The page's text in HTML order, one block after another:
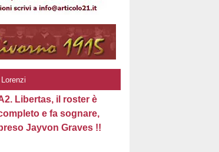
Libertas, il roster è
e fa sognare,
Jayvon Graves !!